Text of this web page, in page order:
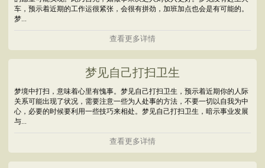
车，预示着近期的工作运很紧张，会很有拼劲，加班加点也会是有可能的。
梦...
查看更多详情
梦见自己打扫卫生
梦境中打扫，意味着心里有愧事。梦见自己打扫卫生，预示着近期你的人际
关系可能出现了状况，需要注意一些为人处事的方法，不要一切以自我为中
心，必要的时候要利用一些技巧来相处。梦见自己打扫卫生，暗示事业发展
与...
查看更多详情